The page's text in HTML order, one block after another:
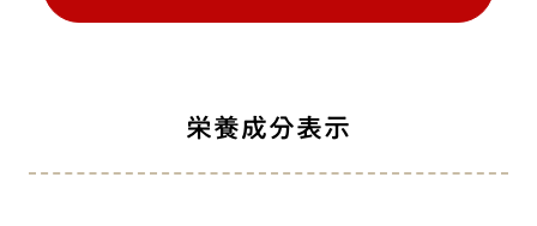
栄養成分表示